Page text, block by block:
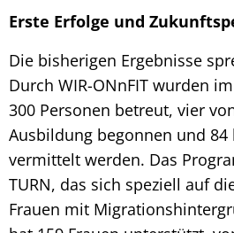
Erste Erfolge und
Die bisherigen Ergebnisse
Durch WIR-ONnFIT wurden
300 Personen betreut, vier
Ausbildung begonnen und
vermittelt werden. Das
TURN, das sich speziell auf
Frauen mit